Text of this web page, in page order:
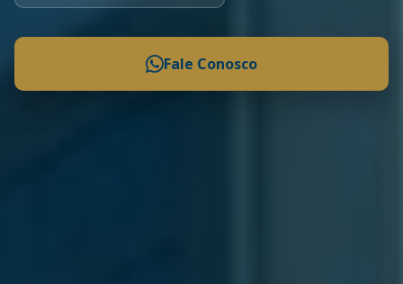
Fale Conosco